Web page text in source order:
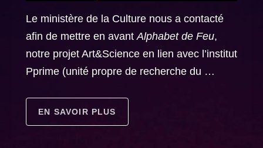
Le ministère de la Culture nous a contacté
afin de mettre en avant Alphabet de Feu,
notre projet Art&Science en lien avec l’institut
Pprime (unité propre de recherche du …
EN SAVOIR PLUS